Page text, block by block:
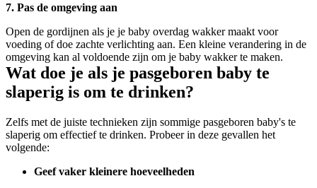
7. Pas de omgeving aan
Open de gordijnen als je je baby overdag wakker maakt voor
voeding of doe zachte verlichting aan. Een kleine verandering in de
omgeving kan al voldoende zijn om je baby wakker te maken.
Wat doe je als je pasgeboren baby te
slaperig is om te drinken?
Zelfs met de juiste technieken zijn sommige pasgeboren baby's te
slaperig om effectief te drinken. Probeer in deze gevallen het
volgende:
Geef vaker kleinere hoeveelheden